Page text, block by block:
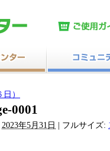
）
0001
2023年5月31日 フルサイズ: